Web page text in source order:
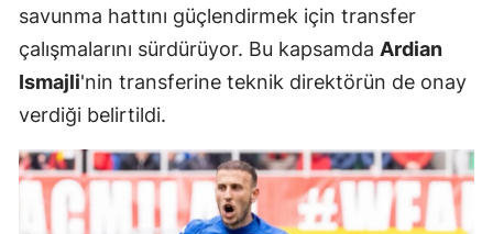
savunma hattını güçlendirmek için transfer
çalışmalarını sürdürüyor. Bu kapsamda Ardian
Ismajli'nin transferine teknik direktörün de onay
verdiği belirtildi.